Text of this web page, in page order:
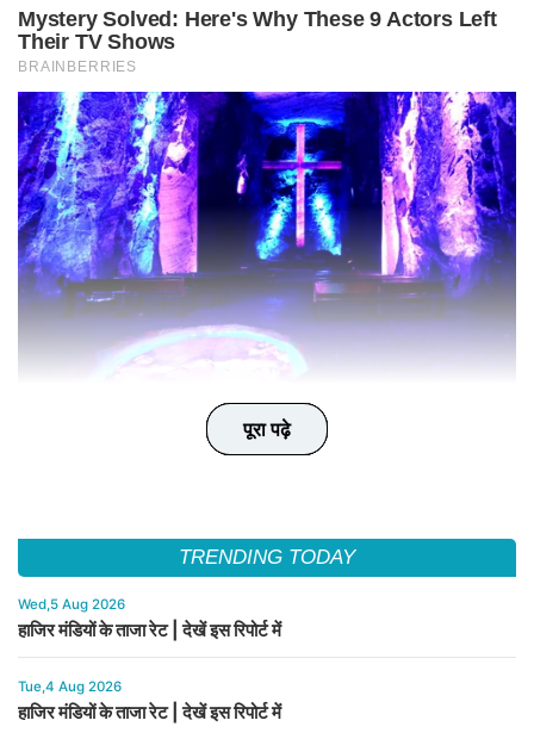
पूरा पढ़े
पूरा पढ़े
पूरा पढ़े
पूरा पढ़े
पूरा पढ़े
TRENDING TODAY
Wed,5 Aug 2026
हाजिर मंडियों के ताजा रेट | देखें इस रिपोर्ट में
Tue,4 Aug 2026
हाजिर मंडियों के ताजा रेट | देखें इस रिपोर्ट में